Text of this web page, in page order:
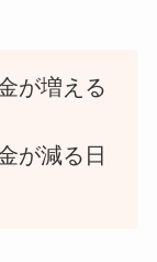
が増える
が減る日